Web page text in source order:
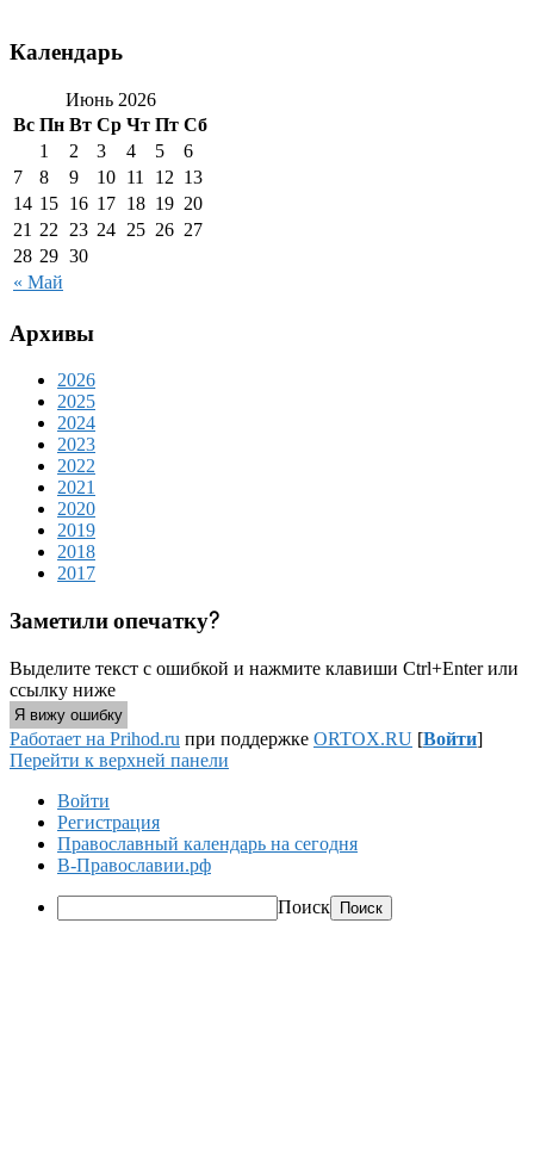
Календарь
Июнь 2026
Вс Пн Вт Ср Чт Пт Сб
« Май
1 2 3 4 5
6
7
8 9 10 11 12 13
14 15 16 17 18 19 20
21 22 23 24 25 26 27
28 29 30
Архивы
2026
2025
2024
2023
2022
2021
2020
2019
2018
2017
Заметили опечатку?
Выделите текст с ошибкой и нажмите клавиши Ctrl+Enter или
ссылку ниже
Я вижу ошибку
Работает на Prihod.ru при поддержке ORTOX.RU [Войти]
Перейти к верхней панели
Войти
Регистрация
Православный календарь на сегодня
В-Православии.рф
Поиск